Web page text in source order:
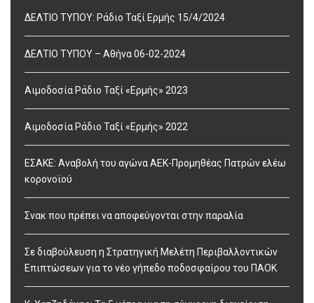
ΔΕΛΤΙΟ ΤΥΠΟΥ: Ράδιο Ταξί Ερμής 15/4/2024
ΔΕΛΤΙΟ ΤΥΠΟΥ – Αθήνα 06-02-2024
Αιμοδοσία Ράδιο Ταξί «Ερμής» 2023
Αιμοδοσία Ράδιο Ταξί «Ερμής» 2022
ΕΣΑΚΕ: Αναβολή του αγώνα ΑΕΚ-Προμηθέας Πατρών ελέω
κορονοϊού
Σνακ που πρέπει να αποφεύγονται στην παραλία
Σε διαβούλευση η Στρατηγική Μελέτη Περιβαλλοντικών
Επιπτώσεων για το νέο γήπεδο ποδοσφαίρου του ΠΑΟΚ